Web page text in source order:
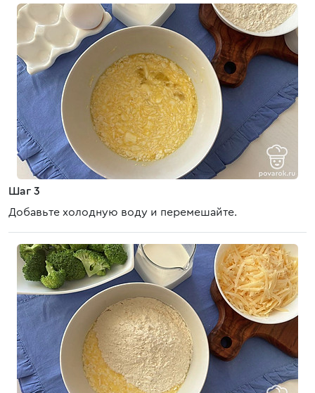
Шаг 3
Добавьте холодную воду и перемешайте.